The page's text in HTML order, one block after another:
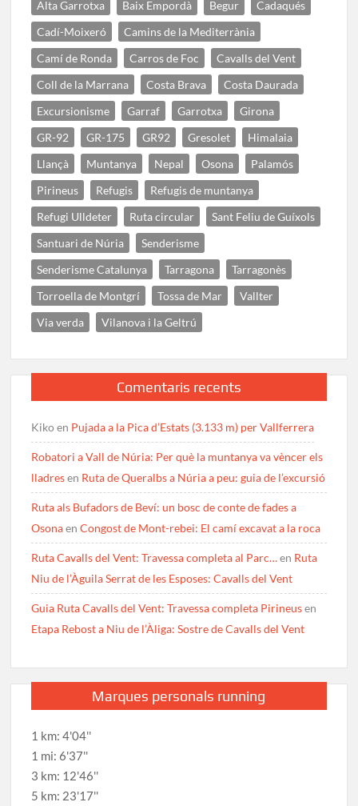
Alta Garrotxa
Baix Empordà Begur
Cadaqués
Cadí-Moixeró
Camins de la Mediterrània
Camí de Ronda
Carros de Foc
Cavalls del Vent
Coll de la Marrana
Costa Brava
Costa Daurada
Excursionisme
Garraf Garrotxa
Girona
GR-92
GR-175 GR92 Gresolet
Himalaia
Llançà
Muntanya Nepal Osona
Palamós
Pirineus
Refugis
Refugis de muntanya
Refugi Ulldeter
Ruta circular
Sant Feliu de Guíxols
Santuari de Núria
Senderisme
Senderisme Catalunya
Tarragona
Tarragonès
Torroella de Montgrí
Tossa de Mar
Vallter
Via verda
Vilanova i la Geltrú
Comentaris recents
Kikoen Pujada a la Pica d’Estats (3.133 m) per Vallferrera
Robatori a Vall de Núria: Per què la muntanya va vèncer els
lladresen Ruta de Queralbs a Núria a peu: guia de l’excursió
Ruta als Bufadors de Beví: un bosc de conte de fades a
OsonaenCongost de Mont-rebei: El camí excavat a la roca
Ruta Cavalls del Vent: Travessa completa al Parc…en Ruta
Niu de l’Àguila Serrat de les Esposes: Cavalls del Vent
Guia Ruta Cavalls del Vent: Travessa completa Pirineusen
Etapa Rebost a Niu de l’Àliga: Sostre de Cavalls del Vent
Marques personals running
1 km: 4'04''
1 mi: 6'37''
3 km: 12'46''
5 km: 23'17''